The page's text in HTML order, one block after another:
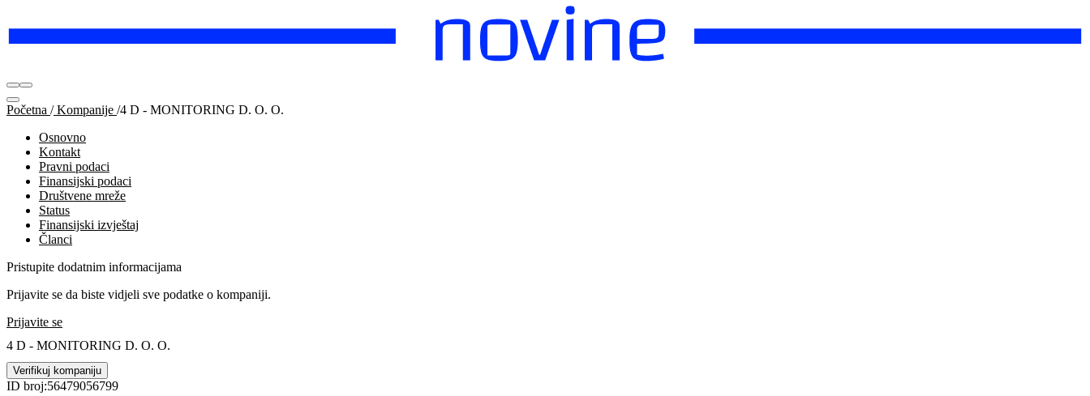
Početna /Kompanije /4 D - MONITORING D. O. O.
Osnovno
Kontakt
Pravni podaci
Finansijski podaci
Društvene mreže
Status
Finansijski izvještaj
Članci
Pristupite dodatnim informacijama
Prijavite se da biste vidjeli sve podatke o kompaniji.
Prijavite se
4 D - MONITORING D. O. O.
Verifikuj kompaniju
ID broj:56479056799